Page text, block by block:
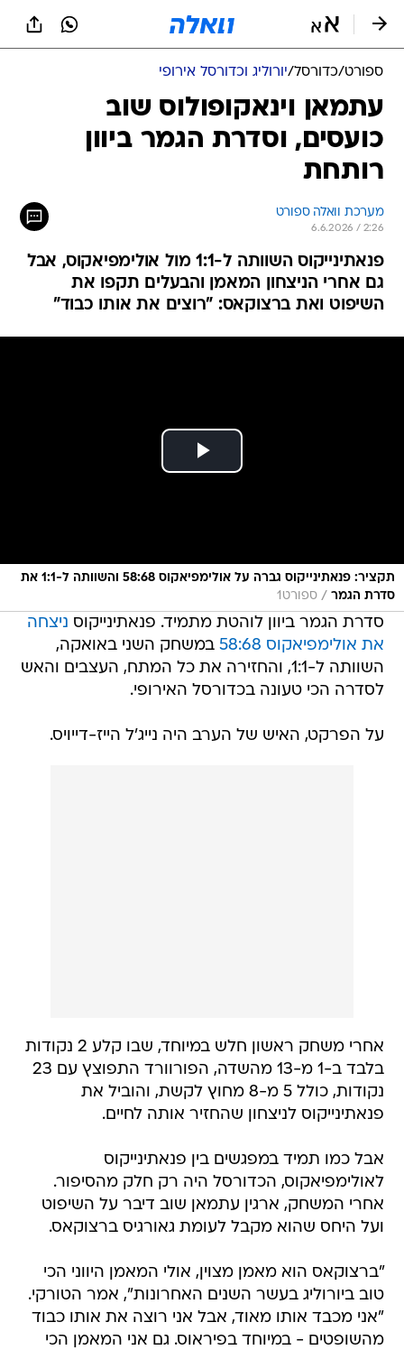
ספורט/כדורסל/יורוליג וכדורסל אירופי
עתמאן וינאקופולוס שוב
כועסים, וסדרת הגמר ביוון
רותחת
מערכת וואלה ספורט
6.6.2026 / 2:26
פנאתינייקוס השוותה ל-1:1 מול אולימפיאקוס, אבל
גם אחרי הניצחון המאמן והבעלים תקפו את
השיפוט ואת ברצוקאס: "רוצים את אותו כבוד"
תקציר: פנאתינייקוס גברה על אולימפיאקוס 58:68 והשוותה ל-1:1 את
סדרת הגמר / ספורט1
סדרת הגמר ביוון לוהטת מתמיד. פנאתינייקוס ניצחה
את אולימפיאקוס 58:68
במשחק השני באואקה,
השוותה ל-1:1, והחזירה את כל המתח, העצבים והאש
לסדרה הכי טעונה בכדורסל האירופי.
על הפרקט, האיש של הערב היה נייג'ל הייז-דייויס.
אחרי משחק ראשון חלש במיוחד, שבו קלע 2 נקודות
בלבד ב-1 מ-13 מהשדה, הפורוורד התפוצץ עם 23
נקודות, כולל 5 מ-8 מחוץ לקשת, והוביל את
פנאתינייקוס לניצחון שהחזיר אותה לחיים.
אבל כמו תמיד במפגשים בין פנאתינייקוס
לאולימפיאקוס, הכדורסל היה רק חלק מהסיפור.
אחרי המשחק, ארגין עתמאן שוב דיבר על השיפוט
ועל היחס שהוא מקבל לעומת גאורגיס ברצוקאס.
"ברצוקאס הוא מאמן מצוין, אולי המאמן היווני הכי
טוב ביורוליג בעשר השנים האחרונות", אמר הטורקי.
"אני מכבד אותו מאוד, אבל אני רוצה את אותו כבוד
מהשופטים - במיוחד בפיראוס. גם אני המאמן הכי